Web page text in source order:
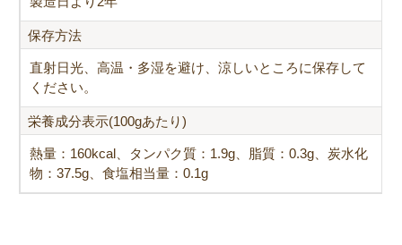
保存方法
直射日光、高温・多湿を避け、涼しいところに保存して
ください。
栄養成分表示(100gあたり)
熱量：160kcal、タンパク質：1.9g、脂質：0.3g、炭水化
物：37.5g、食塩相当量：0.1g